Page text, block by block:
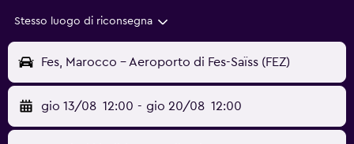
Stesso luogo di riconsegna
Fes, Marocco - Aeroporto di Fes-Saïss (FEZ)
gio 13/08 12:00 - gio 20/08 12:00